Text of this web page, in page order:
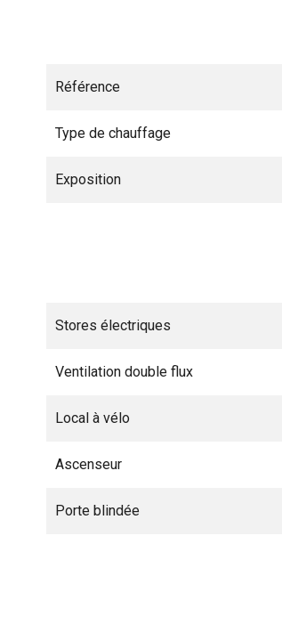
Référence
Type de chauffage
Exposition
Stores électriques
Ventilation double flux
Local à vélo
Ascenseur
Porte blindée